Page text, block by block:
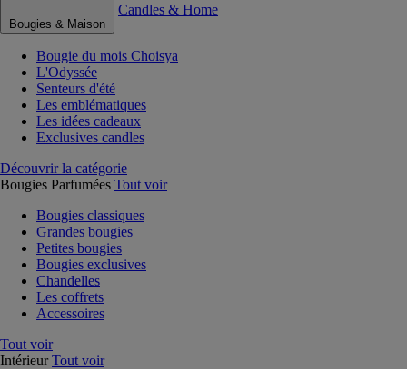
Bougies & Maison
Candles & Home
Bougie du mois Choisya
L'Odyssée
Senteurs d'été
Les emblématiques
Les idées cadeaux
Exclusives candles
Découvrir la catégorie
Bougies Parfumées Tout voir
Bougies classiques
Grandes bougies
Petites bougies
Bougies exclusives
Chandelles
Les coffrets
Accessoires
Tout voir
Intérieur Tout voir